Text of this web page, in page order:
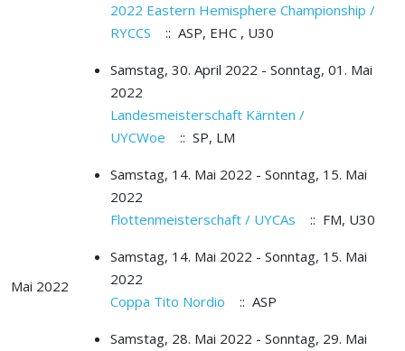
2022 Eastern Hemisphere Championship /
RYCCS
:: ASP, EHC , U30
Samstag, 30. April 2022 - Sonntag, 01. Mai
2022
Landesmeisterschaft Kärnten /
UYCWoe
:: SP, LM
Mai 2022
Samstag, 14. Mai 2022 - Sonntag, 15. Mai
2022
Flottenmeisterschaft / UYCAs
:: FM, U30
Samstag, 14. Mai 2022 - Sonntag, 15. Mai
2022
Coppa Tito Nordio
:: ASP
Samstag, 28. Mai 2022 - Sonntag, 29. Mai